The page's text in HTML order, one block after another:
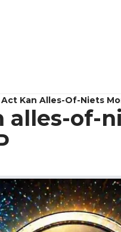
Act Kan Alles-Of-Niets
alles-of-